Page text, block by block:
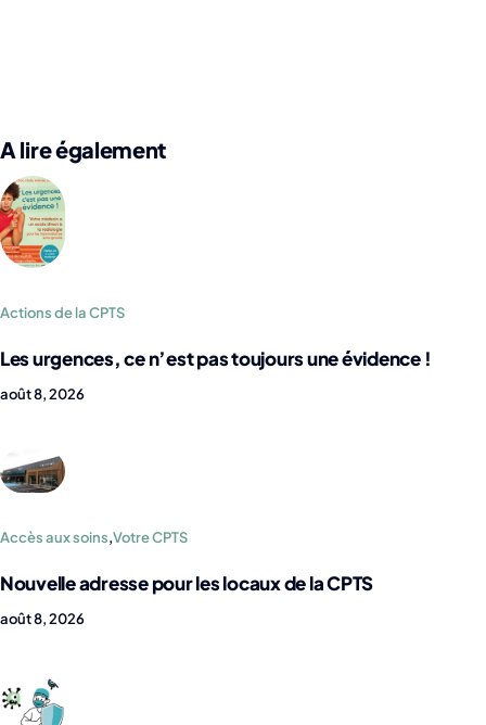
A lire également
Actions de la CPTS
Les urgences, ce n’est pas toujours une évidence !
août 8, 2026
Accès aux soins,Votre CPTS
Nouvelle adresse pour les locaux de la CPTS
août 8, 2026